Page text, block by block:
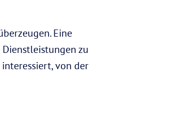
Eine
zu
von der